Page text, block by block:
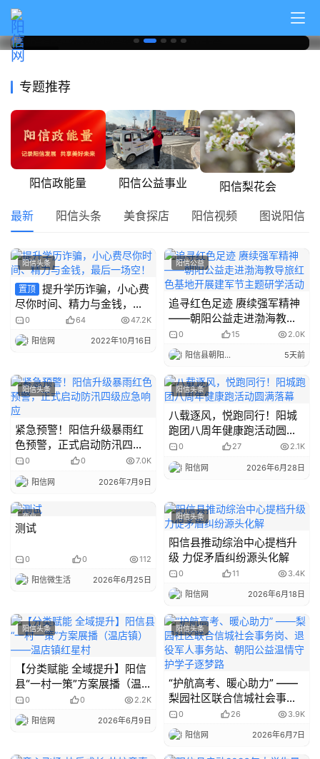
阳信县召开新媒体协会暨自媒体联盟成立大会
2026年3月18日 0
专题推荐
阳信政能量 阳信公益事业 阳信梨花会
最新 阳信头条 美食探店 阳信视频 图说阳信
阳信头条
置顶 提升学历诈骗，小心费
尽你时间、精力与金钱，最
后一场空！
0 64 47.2K
阳信网 2022年10月16日
阳信公益
追寻红色足迹 赓续强军精神
——朝阳公益走进渤海教导
旅红色基地开展建军节主题
研学活动
0 15 2.0K
阳信县朝阳公益事业发展中心 5天前
阳信头条
紧急预警！阳信升级暴雨红
色预警，正式启动防汛四级
应急响应
0 0 7.0K
阳信网 2026年7月9日
阳信头条
八载逐风，悦跑同行！阳城
跑团八周年健康跑活动圆满
落幕
0 27 2.1K
阳信网 2026年6月28日
商业
测试
0 0 112
阳信微生活 2026年6月25日
阳信头条
阳信县推动综治中心提档升
级 力促矛盾纠纷源头化解
0 11 3.4K
阳信网 2026年6月18日
阳信头条
【分类赋能 全域提升】阳信
县“一村一策”方案展播（温
店镇）——温店镇红星村
0 0 2.2K
阳信网 2026年6月9日
阳信头条
“护航高考、暖心助力” ——
梨园社区联合信城社会事务
岗、退役军人事务站、朝阳
公益温情守护学子逐梦路
0 26 3.9K
阳信网 2026年6月7日